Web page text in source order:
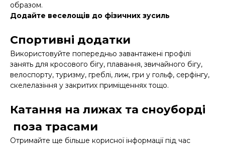
образом.
Додайте веселощів до фізичних зусиль
Спортивні додатки
Використовуйте попередньо завантажені профілі
занять для кросового бігу, плавання, звичайного бігу,
велоспорту, туризму, греблі, лиж, гри у гольф, серфінгу,
скелелазіння у закритих приміщеннях тощо.
Катання на лижах та сноуборді
поза трасами
Отримайте ще більше корисної інформації під час